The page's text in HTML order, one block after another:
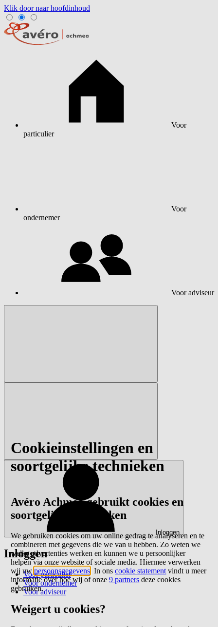
Klik door naar hoofdinhoud
Voor
particulier
Voor
ondernemer
Voor adviseur
Inloggen
Inloggen
Voor particulier
Voor ondernemer
Voor adviseur
Cookieinstellingen en
soortgelijke technieken
Avéro Achmea gebruikt cookies en
soortgelijke technieken
We gebruiken cookies om uw online gedrag te analyseren en te
combineren met gegevens die we van u hebben. Zo weten we
welke advertenties werken en kunnen we u persoonlijker
helpen via onze website of sociale media. Hiermee verwerken
wij uwpersoonsgegevens . In onscookie statement vindt u meer
informatie over hoe wij of onze9 partners deze cookies
gebruiken.
Weigert u cookies?